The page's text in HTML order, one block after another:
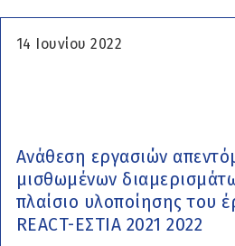
14 Ιουνίου 2022
Ανάθεση εργασιών
μισθωμένων
πλαίσιο υλοποίησης του
REACT-ΕΣΤΙΑ 2021 2022